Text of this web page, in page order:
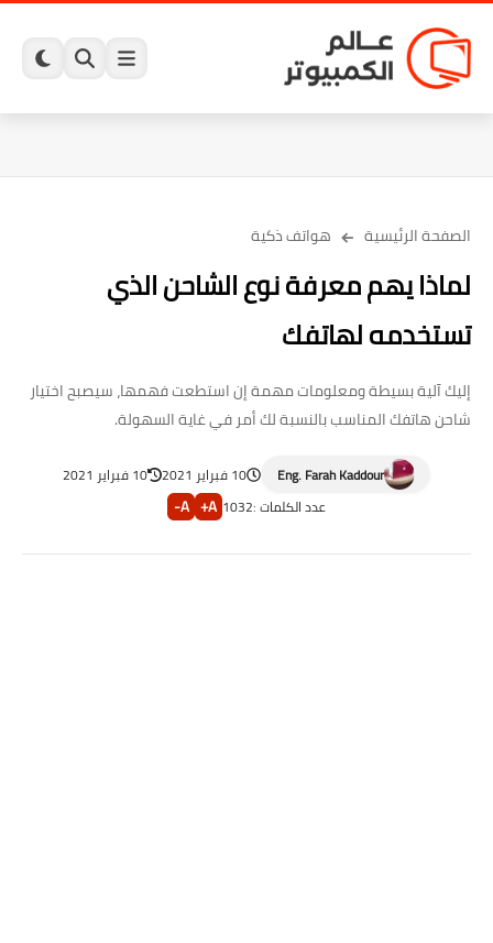
الصفحة الرئيسية هواتف ذكية
لماذا يهم معرفة نوع الشاحن الذي
تستخدمه لهاتفك
إليك آلية بسيطة ومعلومات مهمة إن استطعت فهمها، سيصبح اختيار
شاحن هاتفك المناسب بالنسبة لك أمر في غاية السهولة.
Eng. Farah Kaddour 10 فبراير 2021
10 فبراير 2021
عدد الكلمات :1032
A+
A-